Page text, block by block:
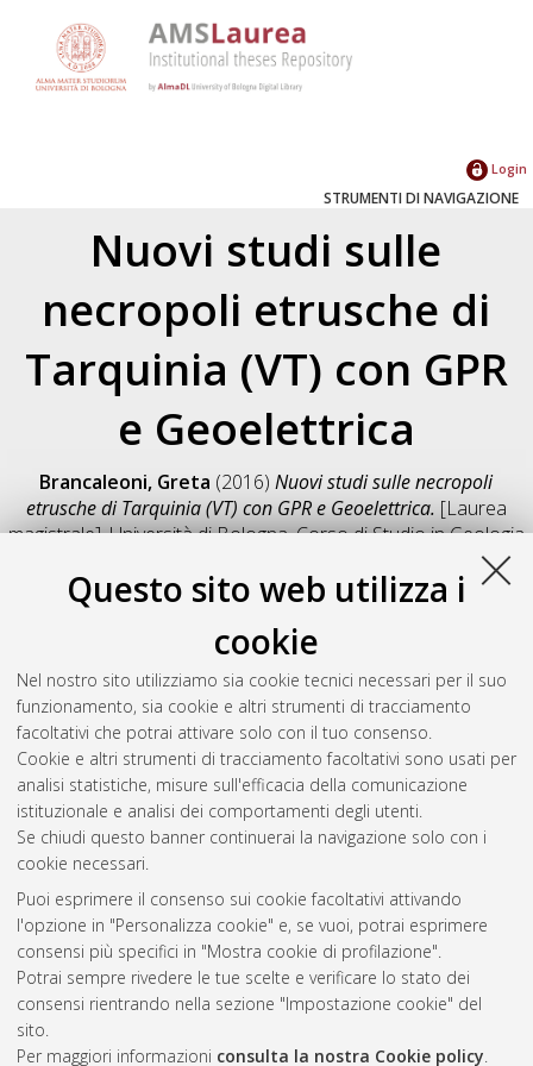
Questo sito web utilizza i
cookie
Nel nostro sito utilizziamo sia cookie tecnici necessari per il suo
funzionamento, sia cookie e altri strumenti di tracciamento
facoltativi che potrai attivare solo con il tuo consenso.
Cookie e altri strumenti di tracciamento facoltativi sono usati per
analisi statistiche, misure sull'efficacia della comunicazione
istituzionale e analisi dei comportamenti degli utenti.
Se chiudi questo banner continuerai la navigazione solo con i
cookie necessari.
Puoi esprimere il consenso sui cookie facoltativi attivando
l'opzione in "Personalizza cookie" e, se vuoi, potrai esprimere
consensi più specifici in "Mostra cookie di profilazione".
Potrai sempre rivedere le tue scelte e verificare lo stato dei
consensi rientrando nella sezione "Impostazione cookie" del
sito.
Per maggiori informazioni consulta la nostra Cookie policy.
Login
STRUMENTI DI NAVIGAZIONE
Nuovi studi sulle
necropoli etrusche di
Tarquinia (VT) con GPR
e Geoelettrica
Brancaleoni, Greta (2016)Nuovi studi sulle necropoli
etrusche di Tarquinia (VT) con GPR e Geoelettrica. [Laurea
magistrale], Università di Bologna, Corso di Studio inGeologia
, Documento full-text non disponibile
Salva citazione
Condividi
Il full-text non è disponibile per scelta dell'autore. (
Abstract
Altri metadati
Gestione del documento:
Atom
Rss 1.0
Rss 2.0
AMS Laurea